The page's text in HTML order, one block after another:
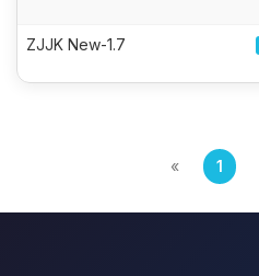
ZJJK New-1.7
« 1